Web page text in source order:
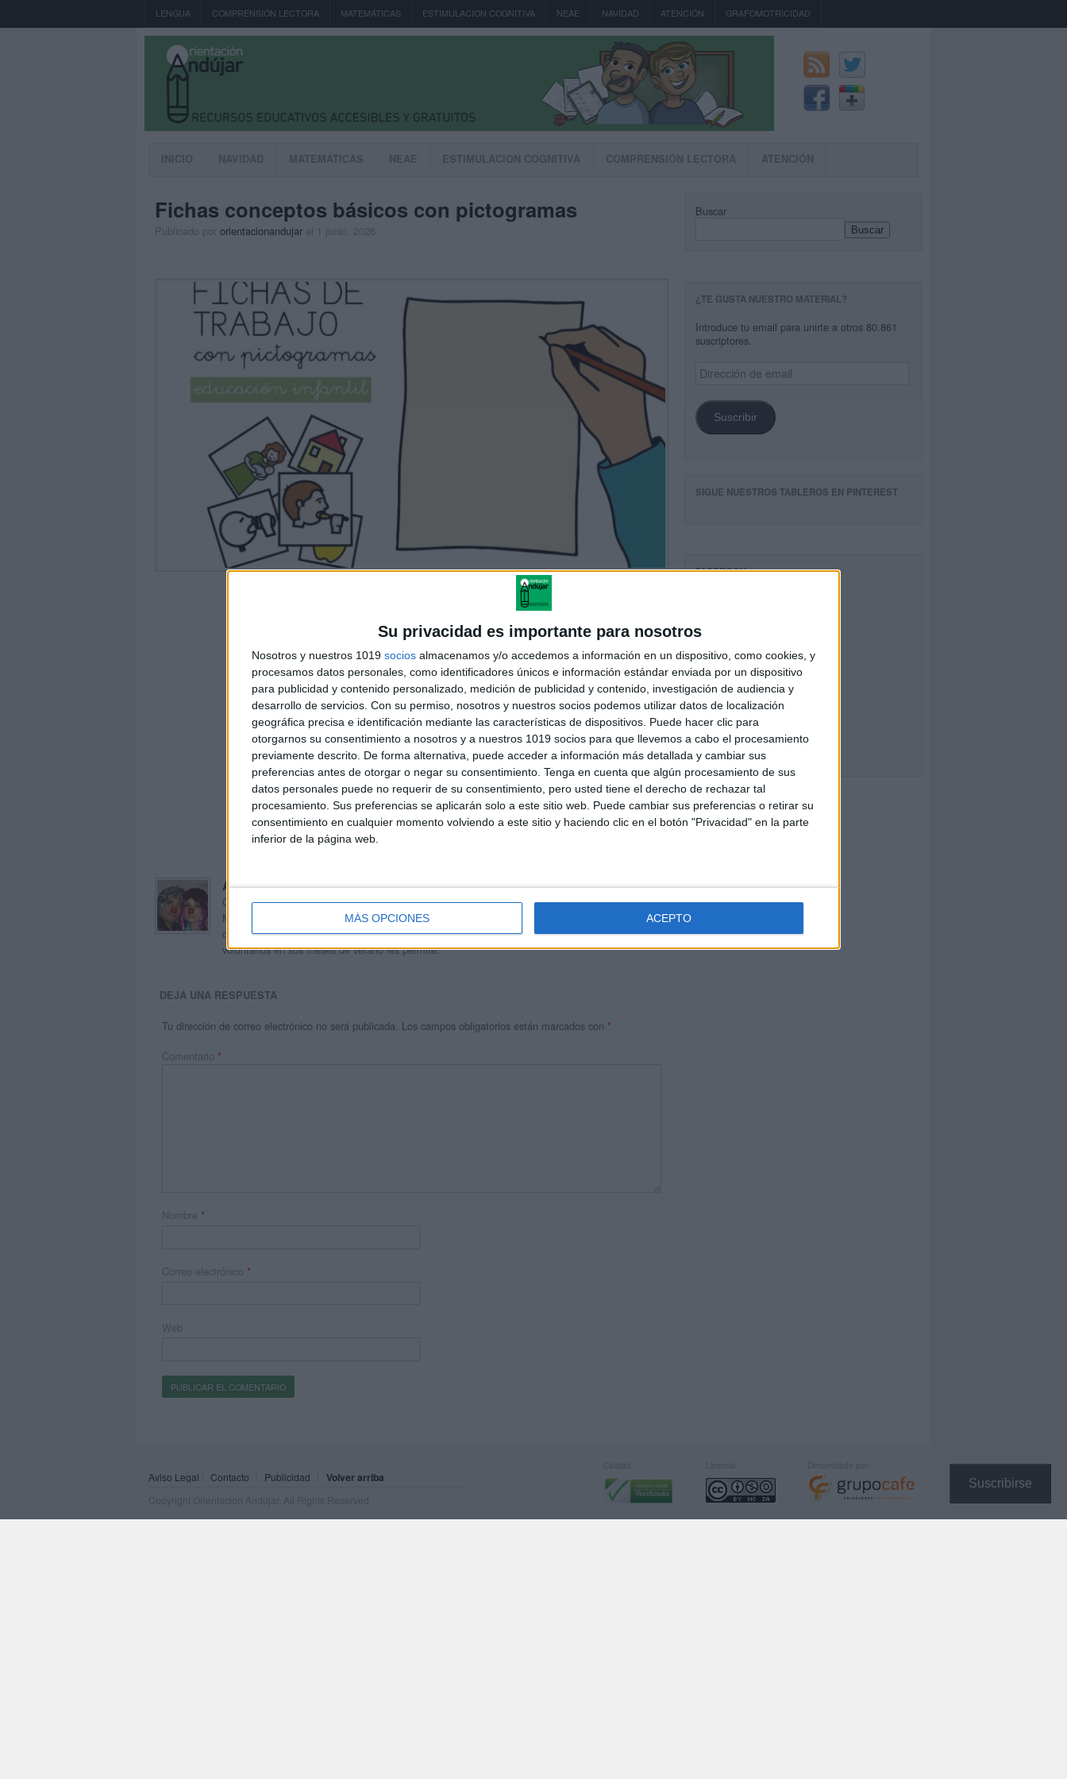
Su privacidad es importante para nosotros
Nosotros y nuestros 1019 socios almacenamos y/o accedemos a información en un dispositivo, como cookies, y
procesamos datos personales, como identificadores únicos e información estándar enviada por un dispositivo
para publicidad y contenido personalizado, medición de publicidad y contenido, investigación de audiencia y
desarrollo de servicios. Con su permiso, nosotros y nuestros socios podemos utilizar datos de localización
geográfica precisa e identificación mediante las características de dispositivos. Puede hacer clic para
otorgarnos su consentimiento a nosotros y a nuestros 1019 socios para que llevemos a cabo el procesamiento
previamente descrito. De forma alternativa, puede acceder a información más detallada y cambiar sus
preferencias antes de otorgar o negar su consentimiento. Tenga en cuenta que algún procesamiento de sus
datos personales puede no requerir de su consentimiento, pero usted tiene el derecho de rechazar tal
procesamiento. Sus preferencias se aplicarán solo a este sitio web. Puede cambiar sus preferencias o retirar su
consentimiento en cualquier momento volviendo a este sitio y haciendo clic en el botón "Privacidad" en la parte
inferior de la página web.
MÁS OPCIONES ACEPTO
Suscribirse
LENGUA COMPRENSIÓN LECTORA MATEMÁTICAS ESTIMULACION COGNITIVA NEAE NAVIDAD ATENCIÓN GRAFOMOTRICIDAD
INICIO NAVIDAD MATEMÁTICAS NEAE ESTIMULACION COGNITIVA COMPRENSIÓN LECTORA ATENCIÓN
Fichas conceptos básicos con pictogramas
Publicado por orientacionandujar el 1 junio, 2026
Acerca de orientacionandujar
Orientación Andújar no es solo un blog, es la apuesta personal de dos profesores Ginés y
Maribel, que además de ser pareja, son los encargados de los contenidos que encontramos
dentro del blog y en el cual, vuelcan la mayor parte del tiempo, que sus tareas como docentes, y
voluntarios en sus meses de verano les permite.
DEJA UNA RESPUESTA
Tu dirección de correo electrónico no será publicada. Los campos obligatorios están marcados con *
Comentario *
Nombre *
Correo electrónico *
Web
Buscar
Buscar
¿TE GUSTA NUESTRO MATERIAL?
Introduce tu email para unirte a otros 80.861
suscriptores.
Dirección
de
Suscribir
SIGUE NUESTROS TABLEROS EN PINTEREST
FACEBOOK
Aviso Legal Contacto Publicidad Volver arriba